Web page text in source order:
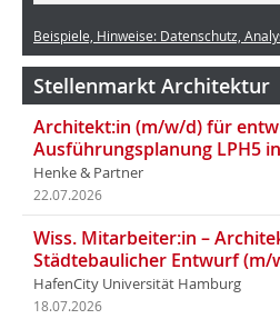
Beispiele, Hinweise: Datenschutz,
Stellenmarkt Architektur
Architekt:in (m/w/d) für
Ausführungsplanung LPH5
Henke & Partner
22.07.2026
Wiss. Mitarbeiter:in –
Städtebaulicher Entwurf (m/
HafenCity Universität Hamburg
18.07.2026